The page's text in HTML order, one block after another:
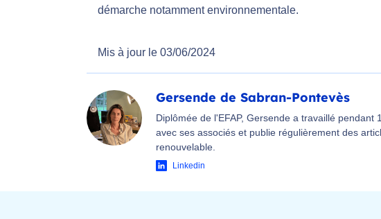
démarche notamment environnementale.
Mis à jour le 03/06/2024
Gersende de Sabran-Pontevès
Diplômée de l'EFAP, Gersende a travaillé
avec ses associés et publie régulièrement des
renouvelable.
Linkedin